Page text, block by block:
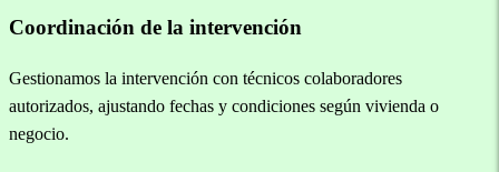
Coordinación de la intervención
Gestionamos la intervención con técnicos colaboradores
autorizados, ajustando fechas y condiciones según vivienda o
negocio.